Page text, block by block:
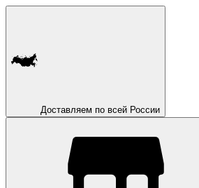
Доставляем по всей России